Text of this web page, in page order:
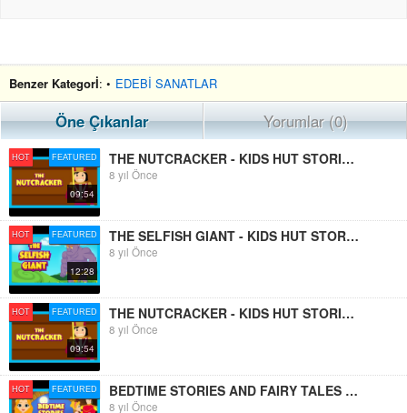
Benzer Kategorİ: • EDEBİ SANATLAR
Öne Çıkanlar Yorumlar (0)
HOT FEATURED
09:54
THE NUTCRACKER - KIDS HUT STORIES || BEDTIME STORIES AND FAIRY TALES FOR KIDS - ANIMATED STORIES
8 yıl Önce
HOT FEATURED
12:28
THE SELFISH GIANT - KIDS HUT STORIES || BEDTIME STORIES AND FAIRY TALES FOR KIDS - ANIMATED STORIES
8 yıl Önce
HOT FEATURED
09:54
THE NUTCRACKER - KIDS HUT STORIES || BEDTIME STORIES AND FAIRY TALES FOR KIDS - ANIMATED STORIES
8 yıl Önce
HOT FEATURED BEDTIME STORIES AND FAIRY TALES FOR KIDS || 10 BEST STORIES FOR KIDS || KIDS HUT STORIES
8 yıl Önce